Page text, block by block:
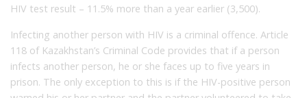
HIV test result – 11.5% more than a year earlier (3,500).
Infecting another person with HIV is a criminal offence. Article
118 of Kazakhstan’s Criminal Code provides that if a person
infects another person, he or she faces up to five years in
prison. The only exception to this is if the HIV-positive person